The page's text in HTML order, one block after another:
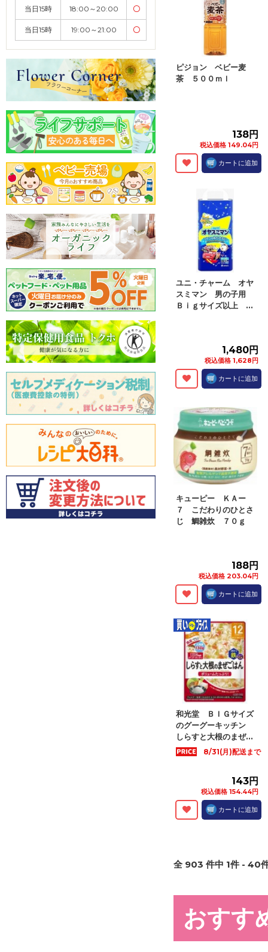
当日15時 18:00～20:00 〇
当日15時 19:00～21:00 〇
ピジョン ベビー麦
茶 ５００ｍｌ
138円
税込価格 149.04円
カートに追加
ユニ・チャーム オヤ
スミマン 男の子用
Ｂｉｇサイズ以上 ...
1,480円
税込価格 1,628円
カートに追加
キューピー ＫＡー
７ こだわりのひとさ
じ 鯛雑炊 ７０ｇ
188円
税込価格 203.04円
カートに追加
和光堂 ＢＩＧサイズ
のグーグーキッチン
しらすと大根のまぜ...
8/31(月)配送まで
143円
税込価格 154.44円
カートに追加
全 903 件中 1件 - 40
おすす